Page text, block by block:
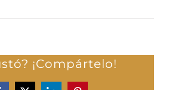
¡Compártelo!